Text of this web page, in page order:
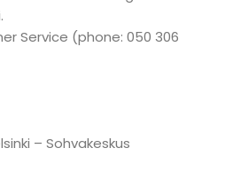
Service (phone: 050 306
– Sohvakeskus